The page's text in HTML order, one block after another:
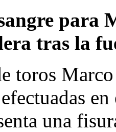
para
tras la
toros
una